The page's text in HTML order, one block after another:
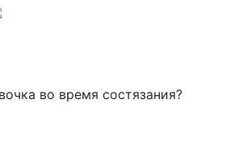
во время состязания?